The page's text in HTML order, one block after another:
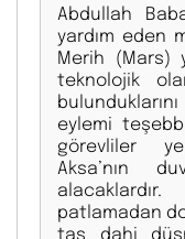
Abdullah
yardım eden
Merih (Mars)
teknolojik
eylemi
görevliler
Aksa’nın
patlamadan
taş dahi